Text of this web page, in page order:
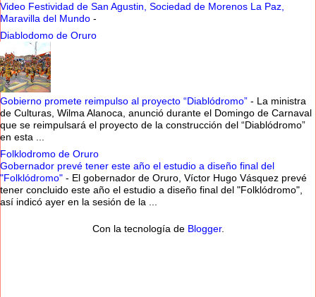
Video Festividad de San Agustin, Sociedad de Morenos La Paz,
Maravilla del Mundo -
Diablodomo de Oruro
Gobierno promete reimpulso al proyecto “Diablódromo” - La ministra
de Culturas, Wilma Alanoca, anunció durante el Domingo de Carnaval
que se reimpulsará el proyecto de la construcción del “Diablódromo”
en esta ...
Folklodromo de Oruro
Gobernador prevé tener este año el estudio a diseño final del
"Folklódromo" - El gobernador de Oruro, Víctor Hugo Vásquez prevé
tener concluido este año el estudio a diseño final del "Folklódromo",
así indicó ayer en la sesión de la ...
Con la tecnología de Blogger.